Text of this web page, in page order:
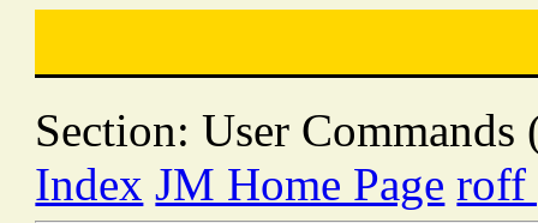
Section: User Commands
Index JM Home Page roff